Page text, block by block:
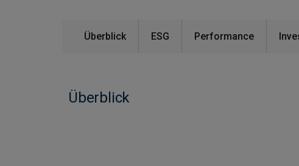
Überblick ESG Performance
Überblick